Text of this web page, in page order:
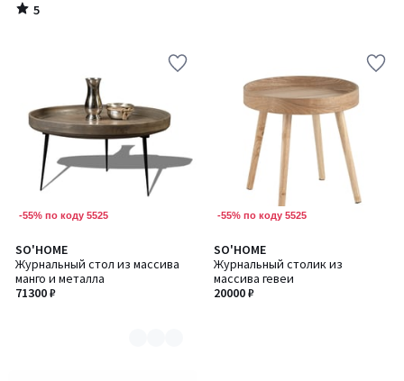
5
/
-55% по коду 5525
SO'HOME
Журнальный стол из массива
манго и металла
71300 ₽
Количество
цветов:
2
-55% по коду 5525
SO'HOME
Журнальный столик из
массива гевеи
20000 ₽